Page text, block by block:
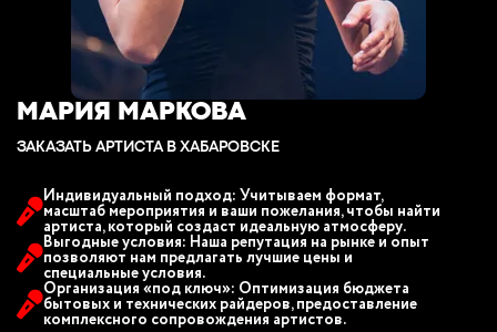
МАРИЯ МАРКОВА
ЗАКАЗАТЬ АРТИСТА В ХАБАРОВСКЕ
Индивидуальный подход: Учитываем формат,
масштаб мероприятия и ваши пожелания, чтобы найти
артиста, который создаст идеальную атмосферу.
Выгодные условия: Наша репутация на рынке и опыт
позволяют нам предлагать лучшие цены и
специальные условия.
Организация «под ключ»: Оптимизация бюджета
бытовых и технических райдеров, предоставление
комплексного сопровождения артистов.